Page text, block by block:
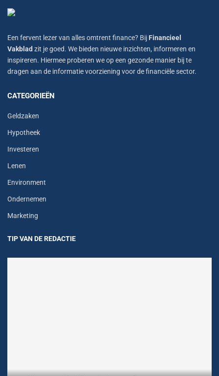
Een fervent lezer van alles omtrent finance? Bij Financieel
Vakblad zit je goed. We bieden nieuwe inzichten, informeren en
inspireren. Hiermee proberen we op een gezonde manier bij te
dragen aan de informatie voorziening voor de financiële sector.
CATEGORIEËN
Geldzaken
Hypotheek
Investeren
Lenen
Environment
Ondernemen
Marketing
TIP VAN DE REDACTIE